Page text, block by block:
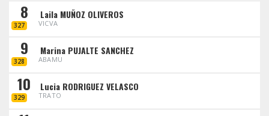
8
327
Laila MUÑOZ OLIVEROS
VICVA
9
328
Marina PUJALTE SANCHEZ
ABAMU
10
329
Lucia RODRIGUEZ VELASCO
TRATO